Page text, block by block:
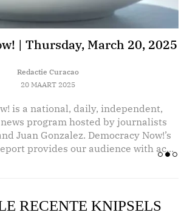
| Thursday, March 20, 2025
Redactie Curacao
20 MAART 2025
is a national, daily, independent,
program hosted by journalists
Juan Gonzalez. Democracy Now!’s
provides our audience with ac...
RECENTE KNIPSELS